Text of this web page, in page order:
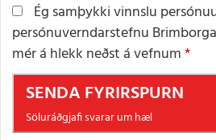
Ég samþykki vinnslu
persónuverndarstefnu
mér á hlekk neðst á vefnum
SENDA FYRIRSPURN
Söluráðgjafi svarar um hæl